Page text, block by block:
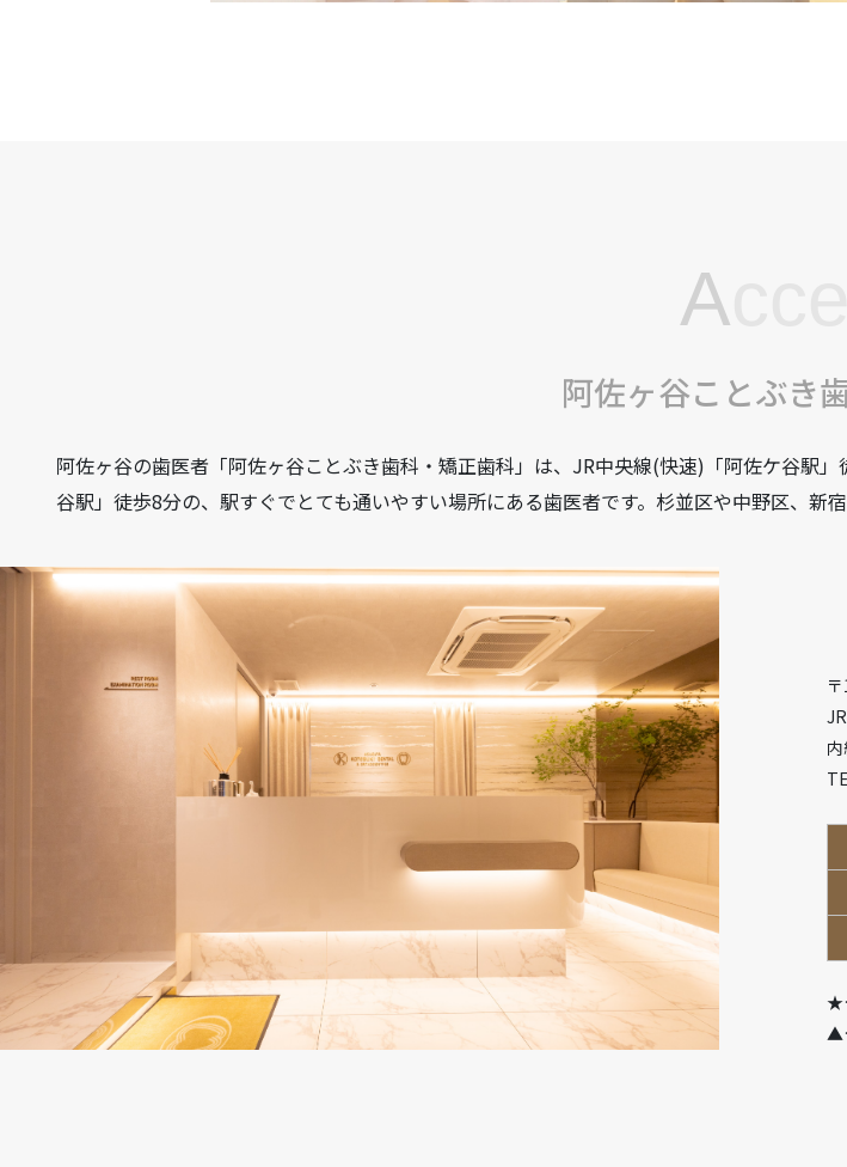
A
阿佐ヶ谷ことぶき
阿佐ヶ谷の歯医者「阿佐ヶ谷ことぶき歯科・矯正歯科」は、JR中央線(快速)「阿佐ケ谷駅
谷駅」徒歩8分の、駅すぐでとても通いやすい場所にある歯医者です。杉並区や中野区、新